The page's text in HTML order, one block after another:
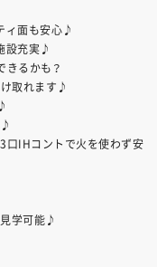
ィ面も安心♪
設充実♪
るかも？
取れます♪
IHコントで火を使わず安
学可能♪